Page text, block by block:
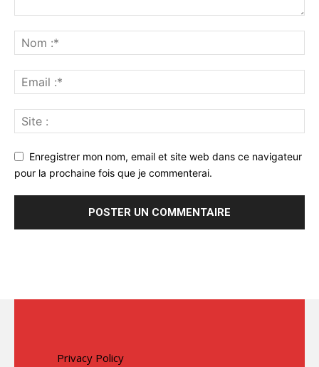
Enregistrer mon nom, email et site web dans ce navigateur
pour la prochaine fois que je commenterai.
Privacy Policy